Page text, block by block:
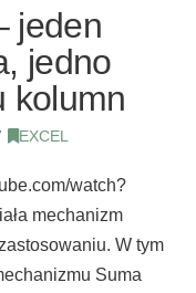
jeden
jedno
kolumn
EXCEL
watch?
mechanizm
W tym
Suma